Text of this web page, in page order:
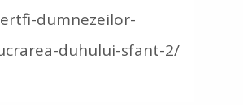
dumnezeilor-
duhului-sfant-2/